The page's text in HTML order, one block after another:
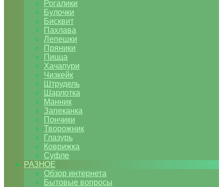
Рогалики
Булочки
Бисквит
Пахлава
Лепешки
Пряники
Пицца
Хачапури
Чизкейк
Штрудель
Шарлотка
Манник
Запеканка
Пончики
Творожник
Глазурь
Коврижка
Суфле
РАЗНОЕ
Обзор интернета
Бытовые вопросы